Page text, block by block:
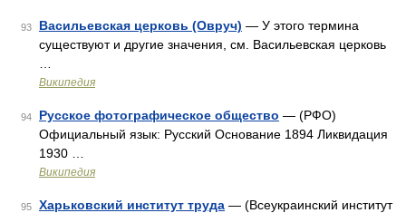
93 Васильевская церковь (Овруч) — У этого термина
существуют и другие значения, см. Васильевская церковь
Википедия
94 Русское фотографическое общество — (РФО)
Официальный язык: Русский Основание 1894 Ликвидация
1930 …
Википедия
95 Харьковский институт труда — (Всеукраинский институт